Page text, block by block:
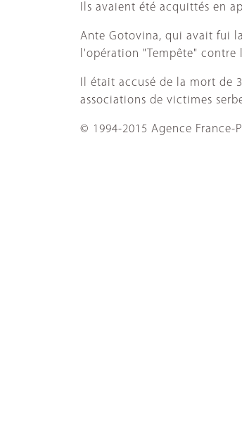
Ils avaient été acquittés en
Ante Gotovina, qui avait fui
l'opération "Tempête"
Il était accusé de la mort de
associations de victimes
© 1994-2015 Agence France-